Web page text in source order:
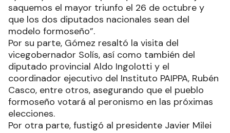
saquemos el mayor triunfo el 26 de octubre y
que los dos diputados nacionales sean del
modelo formoseño”.
Por su parte, Gómez resaltó la visita del
vicegobernador Solís, así como también del
diputado provincial Aldo Ingolotti y el
coordinador ejecutivo del Instituto PAIPPA, Rubén
Casco, entre otros, asegurando que el pueblo
formoseño votará al peronismo en las próximas
elecciones.
Por otra parte, fustigó al presidente Javier Milei